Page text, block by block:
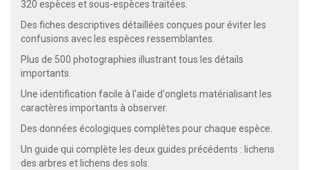
320 espèces et sous-espèces traitées.
Des fiches descriptives détaillées conçues pour éviter les
confusions avec les espèces ressemblantes.
Plus de 500 photographies illustrant tous les détails
importants.
Une identification facile à l'aide d'onglets matérialisant les
caractères importants à observer.
Des données écologiques complètes pour chaque espèce.
Un guide qui complète les deux guides précédents : lichens
des arbres et lichens des sols.